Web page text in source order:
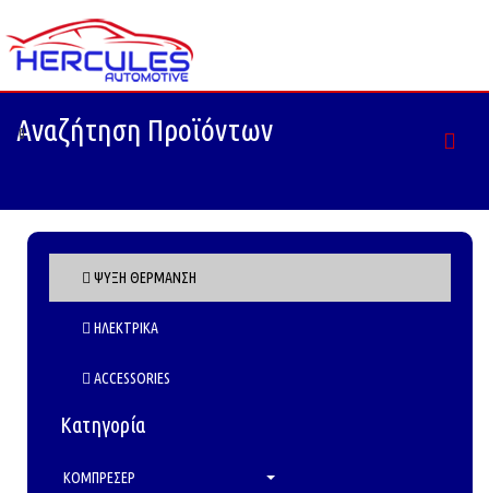
0
Αναζήτηση Προϊόντων
ΨΥΞΗ ΘΕΡΜΑΝΣΗ
ΗΛΕΚΤΡΙΚΑ
ACCESSORIES
Κατηγορία
ΚΟΜΠΡΕΣΕΡ